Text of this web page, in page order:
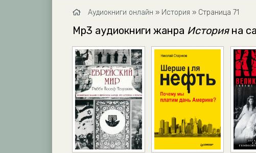
Аудиокниги онлайн » История » Страница 71
Mp3 аудиокниги жанра Историяна